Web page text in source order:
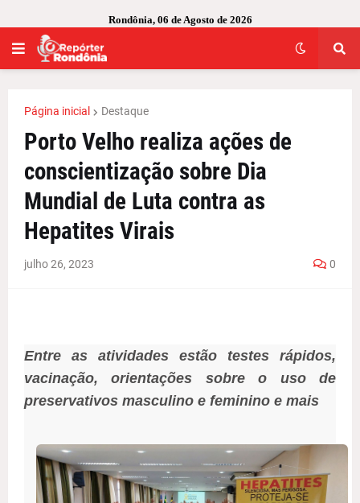
Rondônia, 06 de Agosto de 2026
Página inicial Destaque
Porto Velho realiza ações de
conscientização sobre Dia
Mundial de Luta contra as
Hepatites Virais
julho 26, 2023 0
Entre as atividades estão testes rápidos,
vacinação, orientações sobre o uso de
preservativos masculino e feminino e mais